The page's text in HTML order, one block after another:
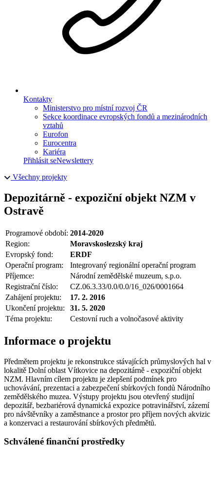
Kontakty
Ministerstvo pro místní rozvoj ČR
Sekce koordinace evropských fondů a mezinárodních
vztahů
Eurofon
Eurocentra
Kariéra
Přihlásit seNewslettery
Všechny projekty
Depozitárně - expoziční objekt NZM v
Ostravě
Programové období: 2014-2020
Region:
Moravskoslezský kraj
Evropský fond:
ERDF
Operační program:
Integrovaný regionální operační program
Příjemce:
Národní zemědělské muzeum, s.p.o.
Registrační číslo:
CZ.06.3.33/0.0/0.0/16_026/0001664
Zahájení projektu:
17. 2. 2016
Ukončení projektu:
31. 5. 2020
Téma projektu:
Cestovní ruch a volnočasové aktivity
Informace o projektu
Předmětem projektu je rekonstrukce stávajících průmyslových hal v
lokalitě Dolní oblast Vítkovice na depozitárně - expoziční objekt
NZM. Hlavním cílem projektu je zlepšení podmínek pro
uchovávání, prezentaci a zabezpečení sbírkových fondů Národního
zemědělského muzea. Výstupy projektu jsou otevřený studijní
depozitář, bezbariérová dynamická expozice potravinářství, zázemí
pro návštěvníky a zaměstnance a prostor pro příjem nových akvizic
a konzervaci a restaurování sbírkových předmětů.
Schválené finanční prostředky